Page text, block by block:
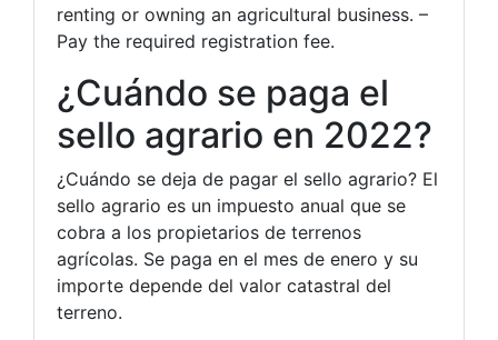
renting or owning an agricultural business. –
Pay the required registration fee.
¿Cuándo se paga el
sello agrario en 2022?
¿Cuándo se deja de pagar el sello agrario? El
sello agrario es un impuesto anual que se
cobra a los propietarios de terrenos
agrícolas. Se paga en el mes de enero y su
importe depende del valor catastral del
terreno.